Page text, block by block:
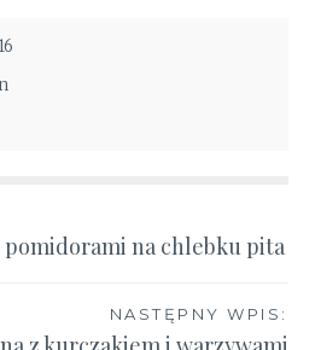
pomidorami na chlebku pita
NASTĘPNY WPIS: